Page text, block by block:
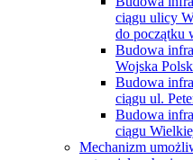
ciągu ulicy
do początku
Budowa
Wojska
Budowa
ciągu ul.
Budowa
ciągu
Mechanizm